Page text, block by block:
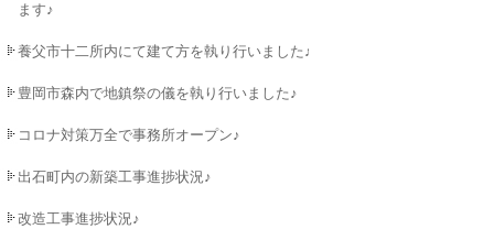
ます♪
養父市十二所内にて建て方を執り行いました♪
豊岡市森内で地鎮祭の儀を執り行いました♪
コロナ対策万全で事務所オープン♪
出石町内の新築工事進捗状況♪
改造工事進捗状況♪